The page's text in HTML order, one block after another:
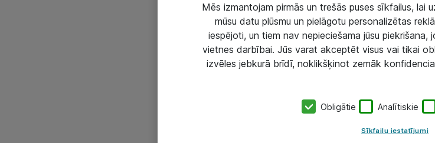
Mēs izmantojam pirmās un trešās puses sīkfailus, lai
mūsu datu plūsmu un pielāgotu personalizētas
iespējoti, un tiem nav nepieciešama jūsu piekrišana,
vietnes darbībai. Jūs varat akceptēt visus vai tikai
izvēles jebkurā brīdī, noklikšķinot zemāk
Obligātie Analītiskie
Sīkfailu iestatījumi